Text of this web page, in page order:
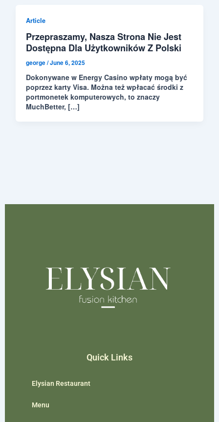
Article
Przepraszamy, Nasza Strona Nie Jest
Dostępna Dla Użytkowników Z Polski
george/June 6, 2025
Dokonywane w Energy Casino wpłaty mogą być
poprzez karty Visa. Można też wpłacać środki z
portmonetek komputerowych, to znaczy
MuchBetter, […]
Quick Links
Elysian Restaurant
Menu